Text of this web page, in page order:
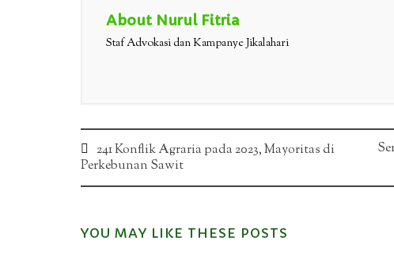
About Nurul Fitria
Staf Advokasi dan Kampanye Jikalahari
Post
navigation
241 Konflik Agraria pada 2023, Mayoritas di
Perkebunan Sawit
YOU MAY LIKE THESE POSTS